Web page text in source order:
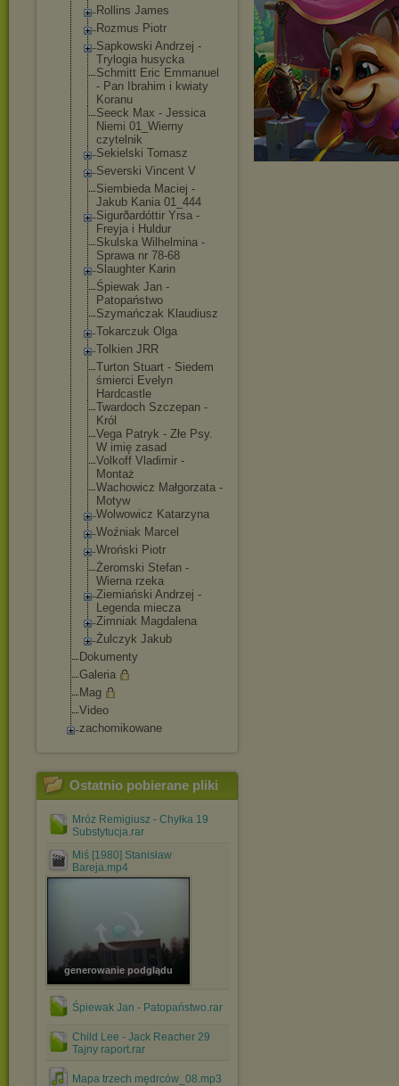
Rollins James
Rozmus Piotr
Sapkowski Andrzej -
Trylogia husycka
Schmitt Eric Emmanuel
- Pan Ibrahim i kwiaty
Koranu
Seeck Max - Jessica
Niemi 01_Wierny
czytelnik
Sekielski Tomasz
Severski Vincent V
Siembieda Maciej -
Jakub Kania 01_444
Sigurðardóttir Yrsa -
Freyja i Huldur
Skulska Wilhelmina -
Sprawa nr 78-68
Slaughter Karin
Śpiewak Jan -
Patopaństwo
Szymańczak Klaudiusz
Tokarczuk Olga
Tolkien JRR
Turton Stuart - Siedem
śmierci Evelyn
Hardcastle
Twardoch Szczepan -
Król
Vega Patryk - Złe Psy.
W imię zasad
Volkoff Vladimir -
Montaż
Wachowicz Małgorzata -
Motyw
Wolwowicz Katarzyna
Woźniak Marcel
Wroński Piotr
Żeromski Stefan -
Wierna rzeka
Ziemiański Andrzej -
Legenda miecza
Zimniak Magdalena
Żulczyk Jakub
Dokumenty
Galeria
Mag
Video
zachomikowane
Ostatnio pobierane pliki
Mróz Remigiusz - Chyłka 19
Substytucja.rar
Miś [1980] Stanisław
Bareja.mp4
generowanie podglądu
Śpiewak Jan - Patopaństwo.rar
Child Lee - Jack Reacher 29
Tajny raport.rar
Mapa trzech mędrców_08.mp3